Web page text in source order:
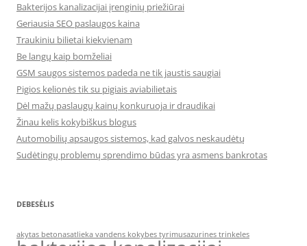
Bakterijos kanalizacijai įrenginių priežiūrai
Geriausia SEO paslaugos kaina
Traukiniu bilietai kiekvienam
Be langų kaip bomželiai
GSM saugos sistemos padeda ne tik jaustis saugiai
Pigios kelionės tik su pigiais aviabilietais
Dėl mažų paslaugų kainų konkuruoja ir draudikai
Žinau kelis kokybiškus blogus
Automobilių apsaugos sistemos, kad galvos neskaudėtų
Sudėtingų problemų sprendimo būdas yra asmens bankrotas
DEBESĖLIS
akytas betonasatlieka vandens kokybes tyrimusazurines trinkeles